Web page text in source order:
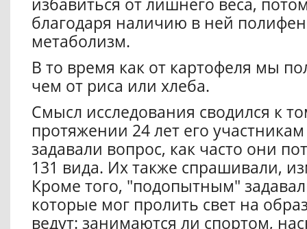
избавиться от лишнего веса,
благодаря наличию в ней
метаболизм.
В то время как от картофеля мы
чем от риса или хлеба.
Смысл исследования сводился к
протяжении 24 лет его
задавали вопрос, как часто они
131 вида. Их также спрашивали,
Кроме того, "подопытным"
которые мог пролить свет на
ведут: занимаются ли спортом,